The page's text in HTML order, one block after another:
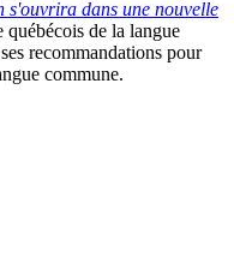
s'ouvrira dans une nouvelle
de la langue
recommandations pour
commune.